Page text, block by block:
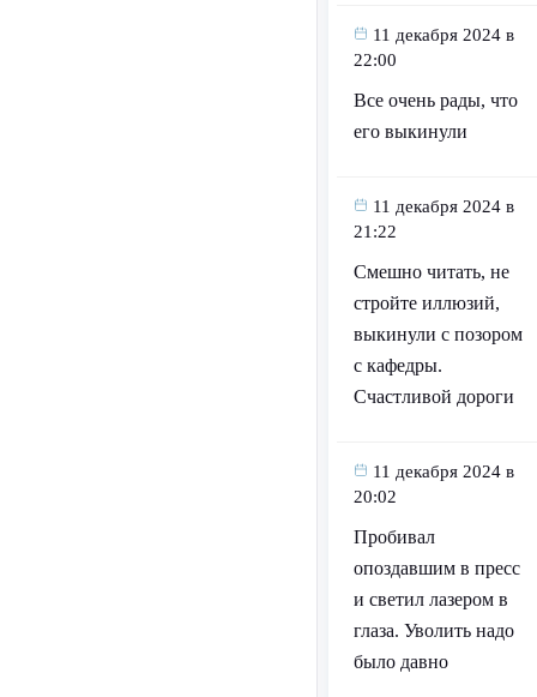
11 декабря 2024 в
22:00
Все очень рады, что
его выкинули
11 декабря 2024 в
21:22
Смешно читать, не
стройте иллюзий,
выкинули с позором
с кафедры.
Счастливой дороги
11 декабря 2024 в
20:02
Пробивал
опоздавшим в пресс
и светил лазером в
глаза. Уволить надо
было давно